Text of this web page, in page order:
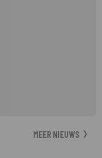
MEER NIEUWS